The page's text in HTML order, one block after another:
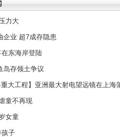
力大
企业 超7成存隐患
在东海岸登陆
岛存领土争议
大工程】亚洲最大射电望远镜在上海
童不再现
女童
孩子